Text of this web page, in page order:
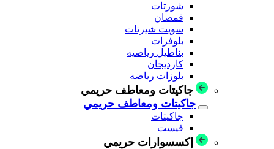
شورتات
قمصان
سويت شيرتات
بلوفرات
بناطيل رياضيه
كارديجان
بلوزات رياضه
جاكيتات ومعاطف حريمي
جاكيتات ومعاطف حريمي
جاكيتات
فيست
إكسسوارات حريمي